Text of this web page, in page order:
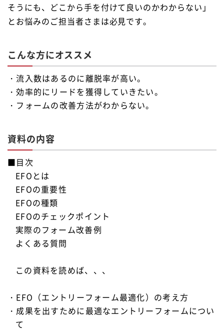
そうにも、どこから手を付けて良いのかわからない」
とお悩みのご担当者さまは必見です。
こんな方にオススメ
・流入数はあるのに離脱率が高い。
・効率的にリードを獲得していきたい。
・フォームの改善方法がわからない。
資料の内容
■目次
EFOとは
EFOの重要性
EFOの種類
EFOのチェックポイント
実際のフォーム改善例
よくある質問
この資料を読めば、、、
・EFO（エントリーフォーム最適化）の考え方
・成果を出すために最適なエントリーフォームについ
て